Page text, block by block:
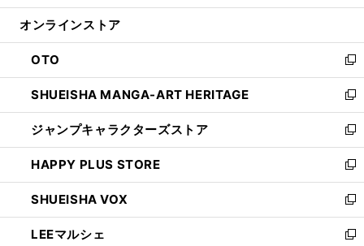
開
ン
ウ
で
開
く
ウ
ン
ド
ウ
で
開
く
オンラインストア
OTO
新
し
い
ウ
ィ
ン
ド
ウ
で
開
く
SHUEISHA MANGA-ART HERITAGE
新
し
い
ウ
ィ
ン
ド
ウ
で
ジャンプキャラクターズストア
新
し
い
ウ
ィ
ン
ド
HAPPY PLUS STORE
新
し
い
ウ
ィ
SHUEISHA VOX
新
し
い
LEEマルシェ
新